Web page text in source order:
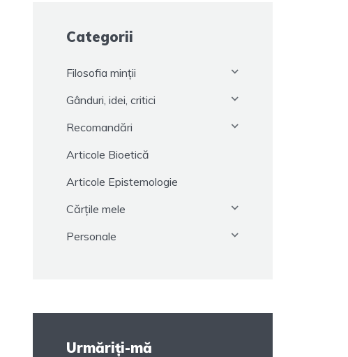
Categorii
Filosofia minții
Gânduri, idei, critici
Recomandări
Articole Bioetică
Articole Epistemologie
Cărțile mele
Personale
Urmăriți-mă